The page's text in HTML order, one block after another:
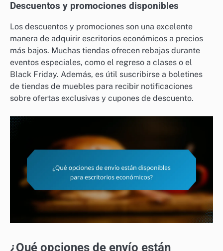
Descuentos y promociones disponibles
Los descuentos y promociones son una excelente
manera de adquirir escritorios económicos a precios
más bajos. Muchas tiendas ofrecen rebajas durante
eventos especiales, como el regreso a clases o el
Black Friday. Además, es útil suscribirse a boletines
de tiendas de muebles para recibir notificaciones
sobre ofertas exclusivas y cupones de descuento.
¿Qué opciones de envío están